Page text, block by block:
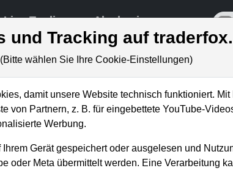
Live-Trading Akademie
man die Aktie jetzt
und Tracking auf
(Bitte wählen Sie Ihre Cookie-Einstellungen)
damit unsere Website technisch funktioniert.
von Partnern, z. B. für eingebettete YouTube-
Werbung.
Gerät gespeichert oder ausgelesen und
oder Meta übermittelt werden. Eine Verarbeitung